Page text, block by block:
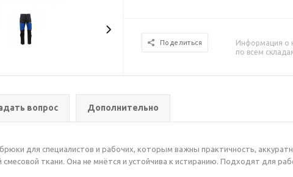
Поделиться
Информация о
по всем
вопрос Дополнительно
для специалистов и рабочих, которым важны практичность,
ткани. Она не мнётся и устойчива к истиранию. Подходят для